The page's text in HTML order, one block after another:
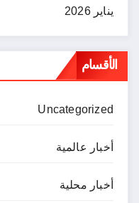
يناير 2026
الأقسام
Uncategorized
أخبار عالمية
أخبار محلية